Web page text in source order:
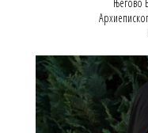
Његово